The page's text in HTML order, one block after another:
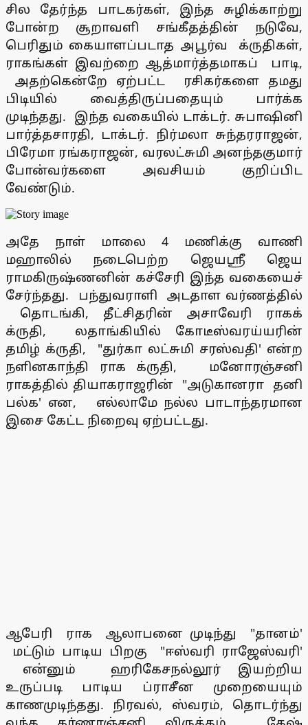
சில தேர்ந்த பாடகர்கள், இந்த சுழிக்காற்று
போன்ற சூறாவளி சங்கீதத்தின் நடுவே,
பெரிதும் கையாளப்படாத அபூர்வ க்ருதிகள்,
ராகங்கள் இவற்றை ஆத்மார்த்தமாகப் பாடி,
அதற்கென்றே ஏற்பட்ட ரசிகர்களை தமது
பிடியில் வைத்திருப்பதையும் பார்க்க
முடிந்தது. இந்த வகையில் டாக்டர். சுபாஷினி
பார்த்தசாரதி, டாக்டர். நிர்மலா சுந்தரராஜன்,
பிரேமா ரங்கராஜன், வரலட்சுமி அனந்தகுமார்
போன்வர்களை அவசியம் குறிப்பிட
வேண்டும்.
அதே நாள் மாலை 4 மணிக்கு வாணி
மஹாலில் நடைபெற்ற ஜெயஸ்ரீ ஜெய
ராமகிருஷ்ணனின் கச்சேரி இந்த வகையைச்
சேர்ந்தது. பந்துவராளி அடதாள வர்ணத்தில்
தொடங்கி, தீட்சிதரின் அசாவேரி ராகக்
க்ருதி, லதாங்கியில் கோடீஸ்வரய்யரின்
தமிழ் க்ருதி, "துர்கா லட்சுமி சரஸ்வதி' என்ற
நளினகாந்தி ராக க்ருதி, மனோரஞ்சனி
ராகத்தில் தியாகராஜரின் "அடுகானரா தனி
பல்க' என, எல்லாமே நல்ல பாடாந்தரமான
இசை கேட்ட நிறைவு ஏற்பட்டது.
ஆபேரி ராக ஆலாபனை முடிந்து "தானம்'
மட்டும் பாடிய பிறகு "ஈஸ்வரி ராஜேஸ்வரி'
என்னும் ஹரிகேசநல்லூர் இயற்றிய
உருப்படி பாடிய ப்ராசீன முறையையும்
காணமுடிந்தது. நிரவல், ஸ்வரம், தொடர்ந்து